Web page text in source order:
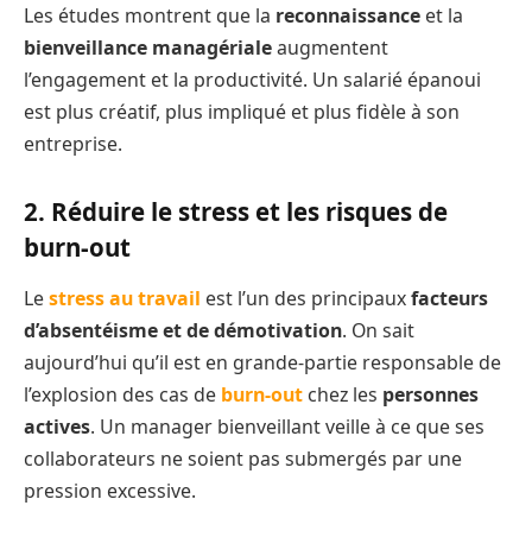
Les études montrent que la reconnaissance et la
bienveillance managérialeaugmentent
l’engagement et la productivité. Un salarié épanoui
est plus créatif, plus impliqué et plus fidèle à son
entreprise.
2. Réduire le stress et les risques de
burn-out
Lestress au travail est l’un des principauxfacteurs
d’absentéisme et de démotivation. On sait
aujourd’hui qu’il est en grande-partie responsable de
l’explosion des cas de burn-out chez les personnes
actives. Un manager bienveillant veille à ce que ses
collaborateurs ne soient pas submergés par une
pression excessive.